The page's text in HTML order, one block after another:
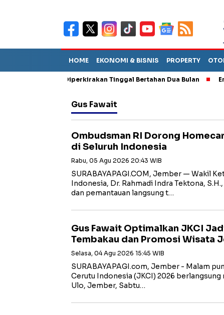
HOME EKONOMI & BISNIS PROPERTY
Sebut TPA Diperkirakan Tinggal Bertahan Dua Bulan Empat
Gus Fawait
Ombudsman RI Dorong
di Seluruh Indonesia
Rabu, 05 Agu 2026 20:43 WIB
SURABAYAPAGI.COM, Jember — Wakil
Indonesia, Dr. Rahmadi Indra Tektona,
dan pemantauan langsung t…
Gus Fawait Optimalkan JKCI
Tembakau dan Promosi Wisata
Selasa, 04 Agu 2026 15:45 WIB
SURABAYAPAGI.com, Jember - Malam
Cerutu Indonesia (JKCI) 2026
Ulo, Jember, Sabtu…